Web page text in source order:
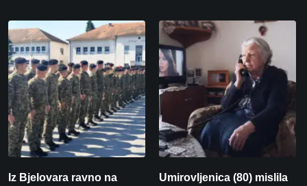
Iz Bjelovara ravno na
Umirovljenica (80) mislila